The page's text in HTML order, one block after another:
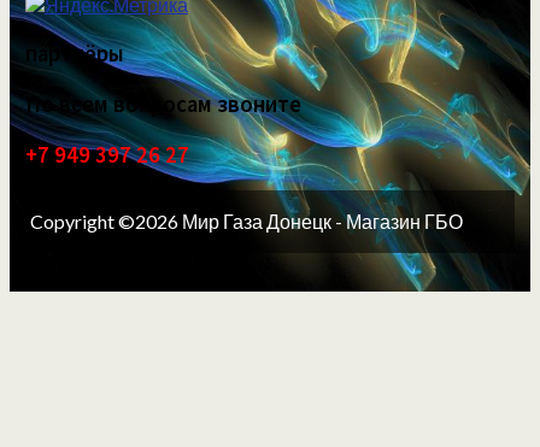
партнёры
По всем вопросам звоните
+7 949 397 26 27
Copyright ©2026 Мир Газа Донецк - Магазин ГБО